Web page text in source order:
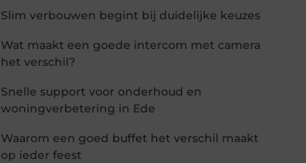
Slim verbouwen begint bij duidelijke keuzes
Wat maakt een goede intercom met camera
het verschil?
Snelle support voor onderhoud en
woningverbetering in Ede
Waarom een goed buffet het verschil maakt
op ieder feest